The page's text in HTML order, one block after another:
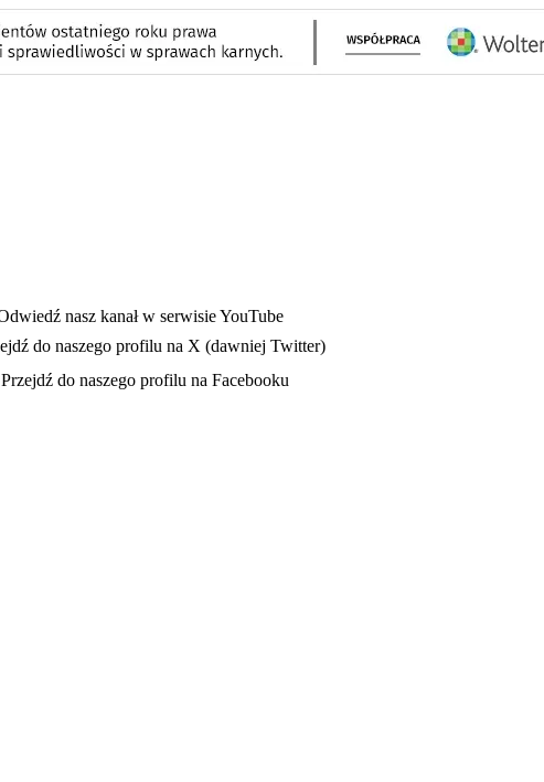
- otwiera się w nowej karcie
nasz kanał w serwisie YouTube
w nowej karcie
do naszego profilu na X (dawniej Twitter)
- otwiera się w nowej karcie
Przejdź do naszego profilu na Facebooku